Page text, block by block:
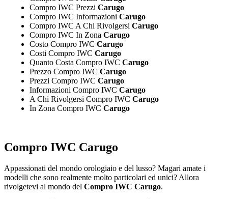
Compro IWC Prezzi Carugo
Compro IWC Informazioni Carugo
Compro IWC A Chi Rivolgersi Carugo
Compro IWC In Zona Carugo
Costo Compro IWC Carugo
Costi Compro IWC Carugo
Quanto Costa Compro IWC Carugo
Prezzo Compro IWC Carugo
Prezzi Compro IWC Carugo
Informazioni Compro IWC Carugo
A Chi Rivolgersi Compro IWC Carugo
In Zona Compro IWC Carugo
Compro IWC Carugo
Appassionati del mondo orologiaio e del lusso? Magari amate i
modelli che sono realmente molto particolari ed unici? Allora
rivolgetevi al mondo del Compro IWC Carugo.